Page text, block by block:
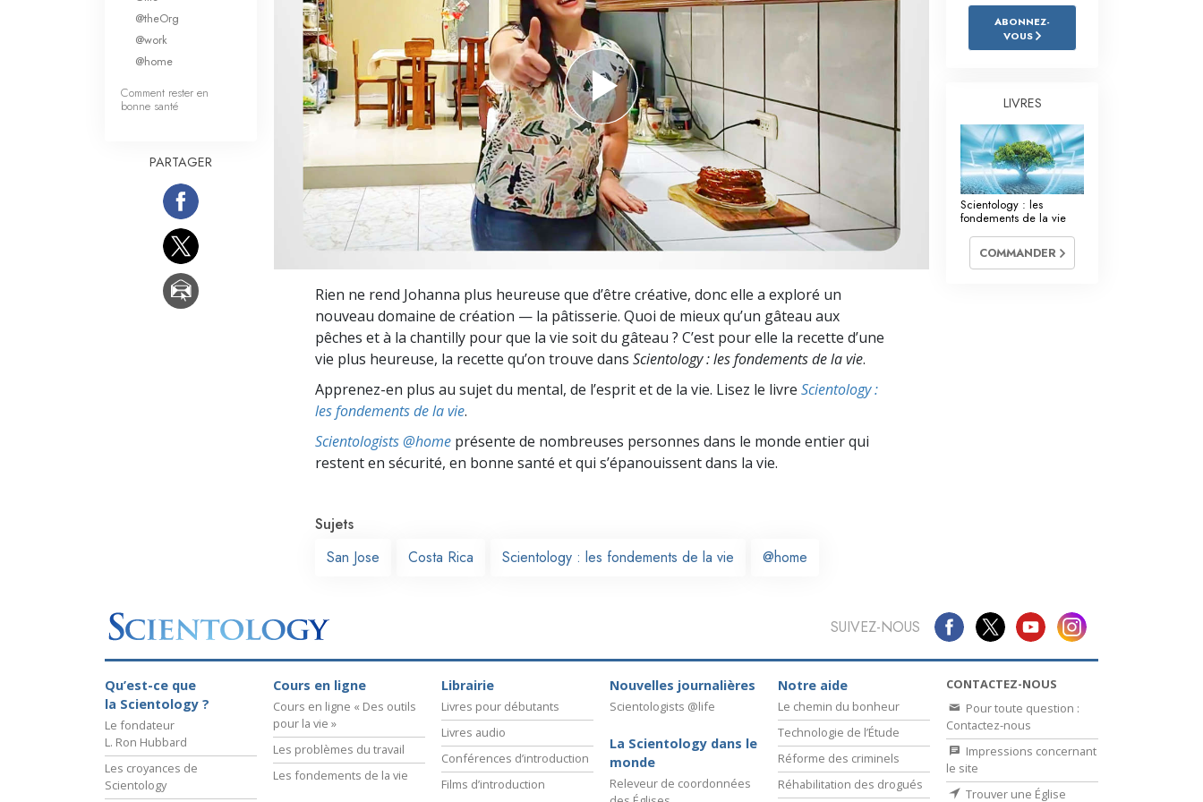
Qu’est-ce que la grandeur ? L’échelle des tons émotionnels
Réponses aux drogues
Les enfants
L’éthique et les conditions
La raison de l’oppression
Les investigations
Les fondements de l’organisation
Rien ne rend Johanna plus heureuse que d’être créative, donc elle a exploré un
nouveau domaine de création — la pâtisserie. Quoi de mieux qu’un gâteau aux
pêches et à la chantilly pour que la vie soit du gâteau ? C’est pour elle la recette d’une
vie plus heureuse, la recette qu’on trouve dans Scientology : les fondements de la vie.
Apprenez-en plus au sujet du mental, de l’esprit et de la vie. Lisez le livre Scientology :
les fondements de la vie.
Scientologists @home présente de nombreuses personnes dans le monde entier qui
restent en sécurité, en bonne santé et qui s’épanouissent dans la vie.
Sujets
San Jose
Costa Rica Scientology : les fondements de la vie @home
@theOrg
@work
@home
Comment rester en
bonne santé
PARTAGER
ABONNEZ-
VOUS
LIVRES
Scientology : les
fondements de la vie
COMMANDER
SUIVEZ-NOUS
Qu’est-ce que
la Scientology ?
Le fondateur
L. Ron Hubbard
Les croyances de
Scientology
Cours en ligne
Cours en ligne « Des outils
pour la vie »
Les problèmes du travail
Les fondements de la vie
Librairie
Livres pour débutants
Livres audio
Conférences d’introduction
Films d’introduction
Nouvelles journalières
Scientologists @life
La Scientology dans le
monde
Releveur de coordonnées
Notre aide
Le chemin du bonheur
Technologie de l’Étude
Réforme des criminels
Réhabilitation des drogués
CONTACTEZ-NOUS
Pour toute question :
Contactez-nous
Impressions concernant
le site
Trouver une Église